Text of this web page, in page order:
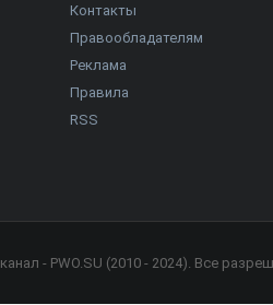
Контакты
Правообладателям
Реклама
Правила
RSS
- PWO.SU (2010 - 2024). Все